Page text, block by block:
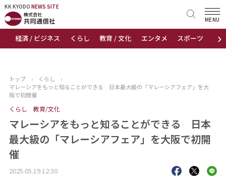
KK KYODO NEWS SITE
›
経済 / ビジネス くらし 教育 / 文化 エンタメ スポーツ 地域
MENU
KK KYODONEWS SITE
トップページ
ニュース
おすすめコンテンツ
出版物
会社概要
トップ › くらし
›
マレーシアをもっと知ることができる 日本最大級の「マレーシアフェア」を大
阪で初開催
くらし 教育/文化
マレーシアをもっと知ることができる 日本
最大級の「マレーシアフェア」を大阪で初開
催
2025.05.19 12:30